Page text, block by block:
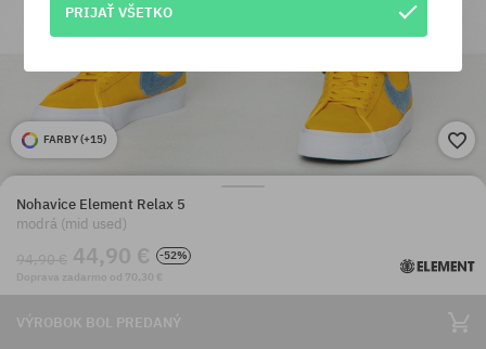
FARBY (+15)
Nohavice Element Relax 5
modrá (mid used)
94,90 € 44,90 €
-52%
Doprava zadarmo od 70,30 €
VÝROBOK BOL PREDANÝ
PRIJAŤ VŠETKO